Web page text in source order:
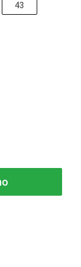
43